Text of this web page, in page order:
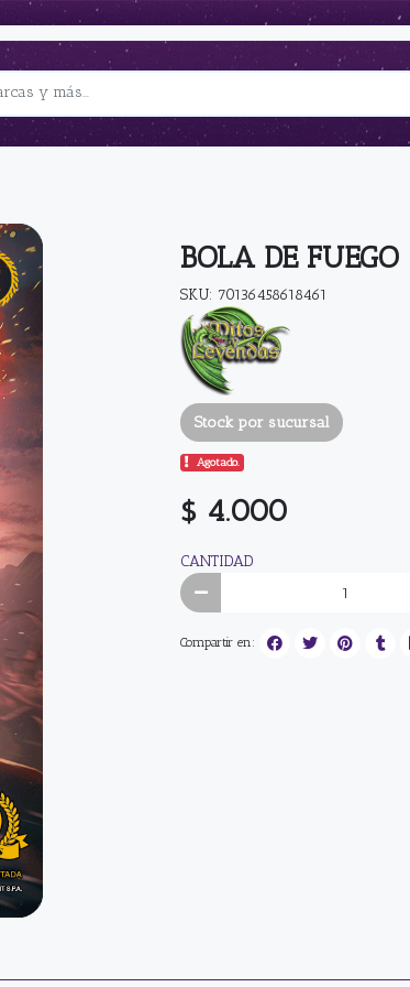
BOLA DE
SKU: 70136458618461
Stock por sucursal
Agotado.
$ 4.000
CANTIDAD
Compartir en: